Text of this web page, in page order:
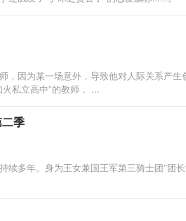
，因为某一场意外，导致他对人际关系产
私立高中”的教师， ...
二季
续多年。身为王女兼国王军第三骑士团“团